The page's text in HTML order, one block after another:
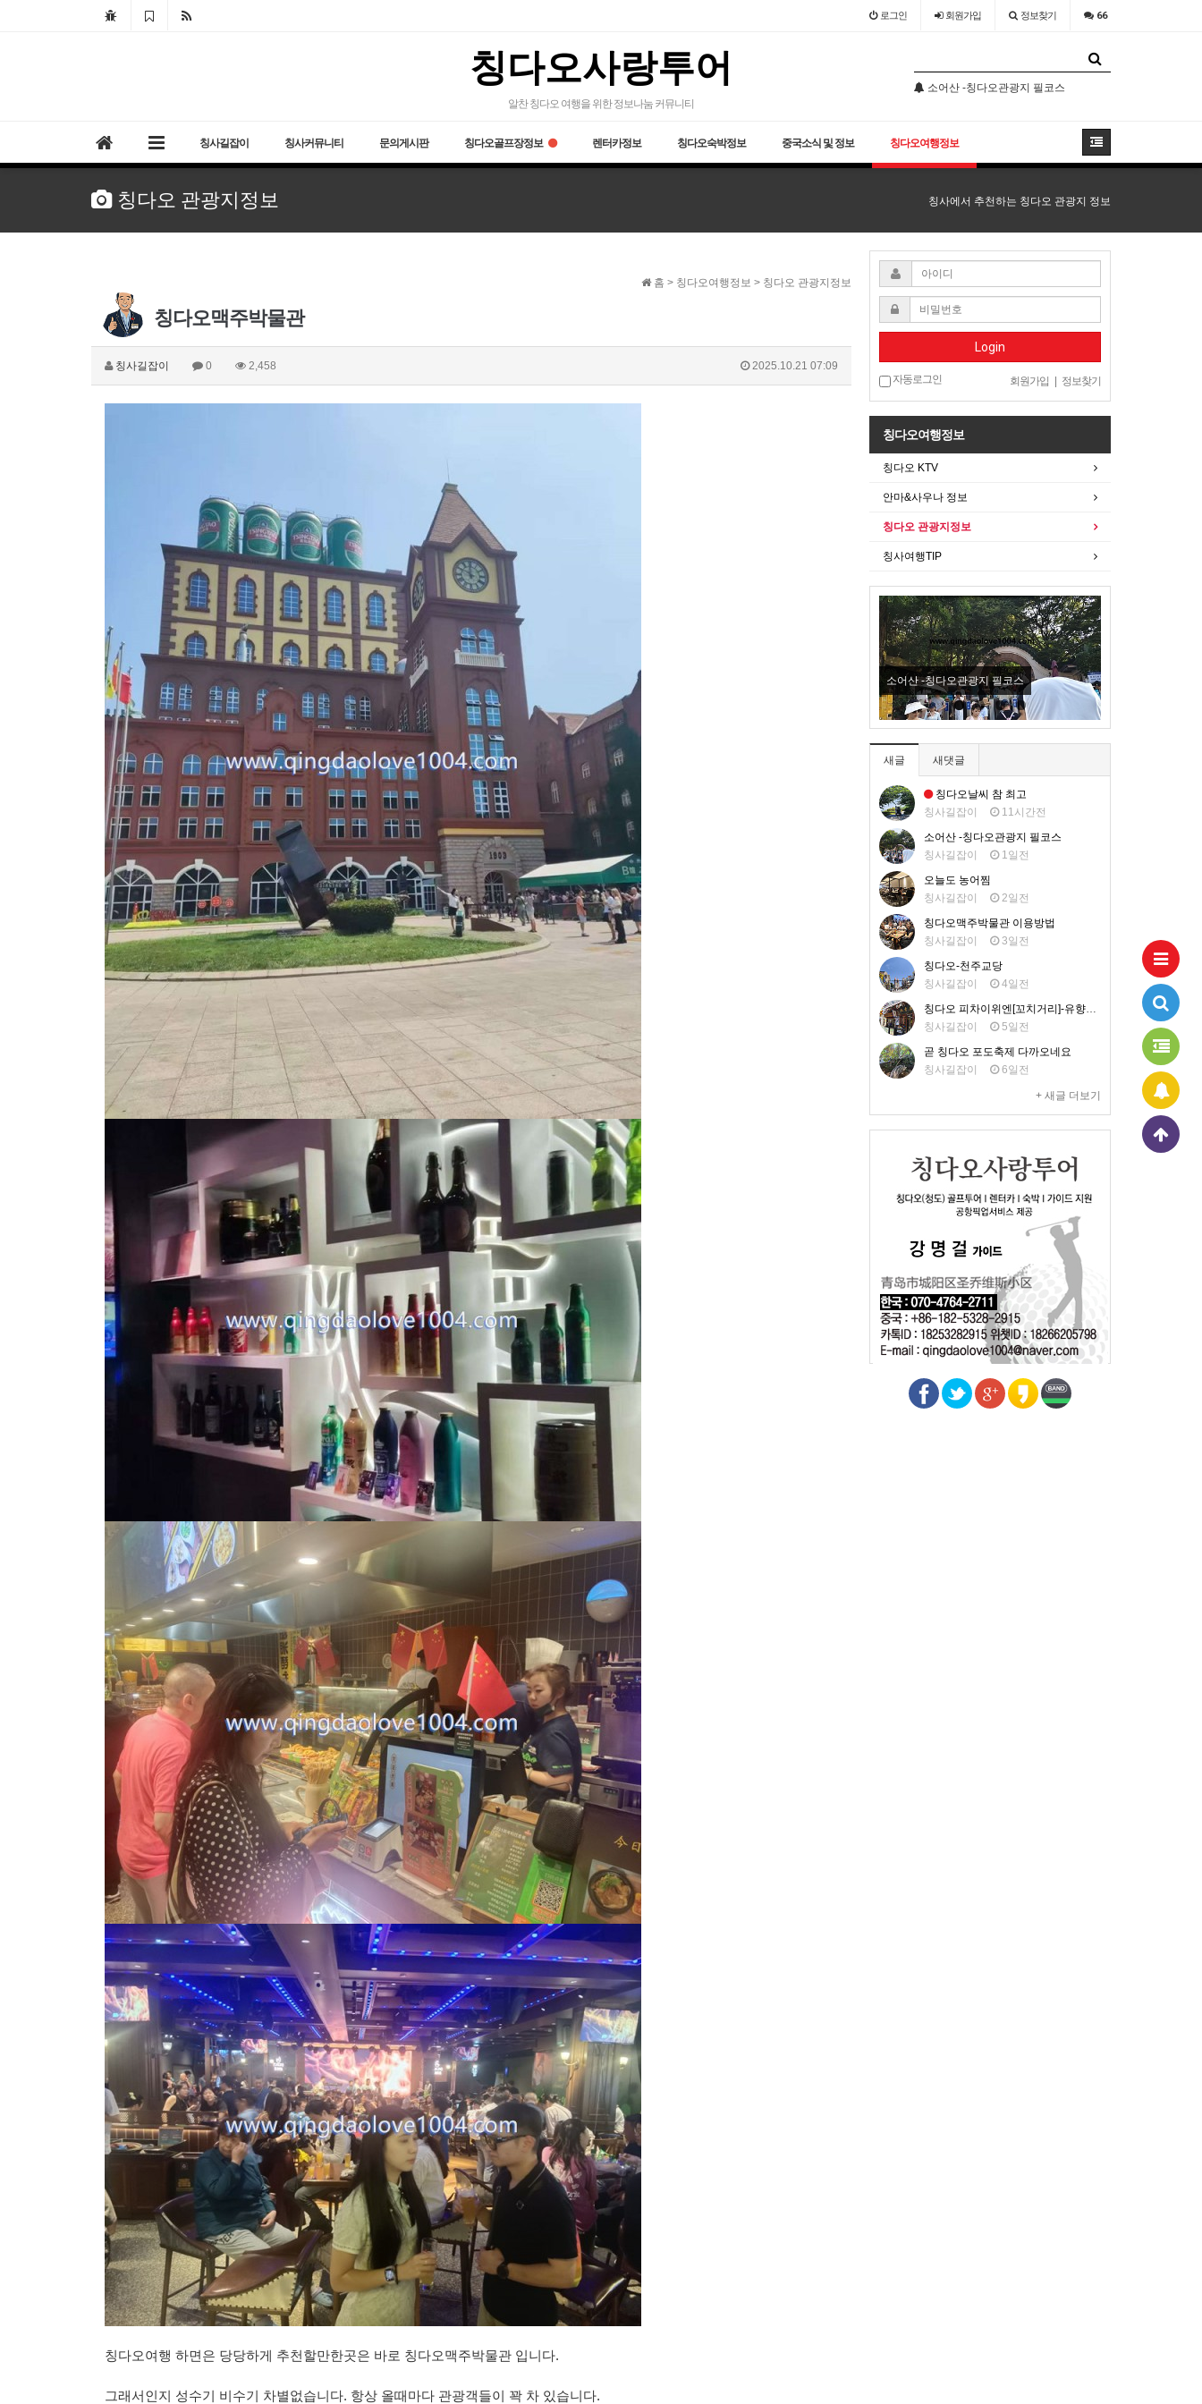
로그인 회원가입 정보찾기 66
칭다오사랑투어
알찬 칭다오 여행을 위한 정보나눔 커뮤니티
소어산 -칭다오관광지 필코스
칭다오날씨 참 최고
칭사길잡이
칭사커뮤니티 문의게시판 칭다오골프장정보 렌터카정보 칭다오숙박정보 중국소식 및 정보 칭다오여행정보
칭다오 관광지정보 칭사에서 추천하는 칭다오 관광지 정보
홈 > 칭다오여행정보 > 칭다오 관광지정보
칭다오맥주박물관
칭사길잡이 0 2,458 2025.10.21 07:09
칭다오여행 하면은 당당하게 추천할만한곳은 바로 칭다오맥주박물관 입니다.
그래서인지 성수기 비수기 차별없습니다. 항상 올때마다 관광객들이 꽉 차 있습니다.
Login
자동로그인 회원가입 정보찾기
칭다오여행정보
칭다오 KTV
안마&사우나 정보
칭다오 관광지정보
칭사여행TIP
소어산 -칭다오관광지 필코스
새글 새댓글
칭다오날씨 참 최고
칭사길잡이
11시간전
소어산 -칭다오관광지 필코스
칭사길잡이
1일전
오늘도 농어찜
칭사길잡이
2일전
칭다오맥주박물관 이용방법
칭사길잡이
3일전
칭다오-천주교당
칭사길잡이
4일전
칭다오 피차이위엔[꼬치거리]-유향거 맛집
칭사길잡이
5일전
곧 칭다오 포도축제 다까오네요
칭사길잡이
6일전
+ 새글 더보기